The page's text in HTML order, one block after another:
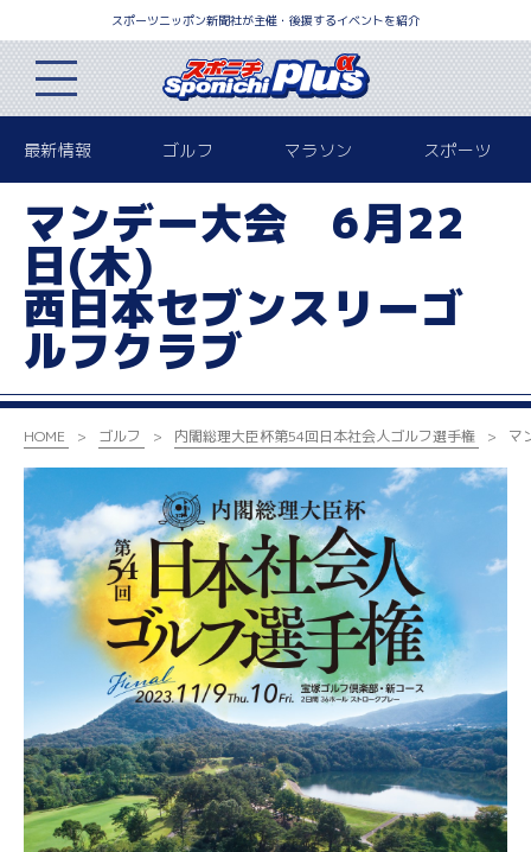
スポーツニッポン新聞社が主催・後援するイベントを紹介
最新情報 ゴルフ マラソン スポーツ
マンデー大会 6月22
日(木)
西日本セブンスリーゴ
ルフクラブ
HOME ゴルフ 内閣総理大臣杯第54回日本社会人ゴルフ選手権 マ